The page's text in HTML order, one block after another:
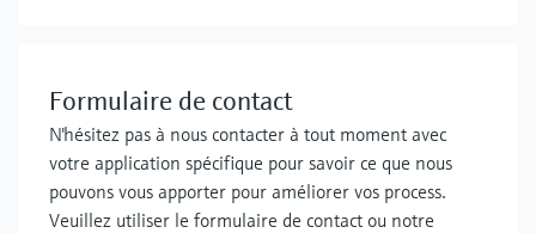
Formulaire de contact
N'hésitez pas à nous contacter à tout moment avec
votre application spécifique pour savoir ce que nous
pouvons vous apporter pour améliorer vos process.
Veuillez utiliser le formulaire de contact ou notre